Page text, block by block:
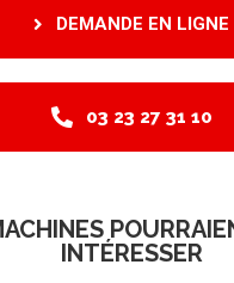
DEMANDE EN LIGNE
03 23 27 31 10
INTÉRESSER